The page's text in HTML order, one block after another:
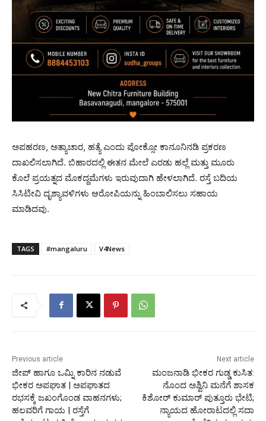
ಅಪಹರಣ, ಅತ್ಯಾಚಾರ, ಹತ್ಯೆ ಎಂದು ಪೋಕ್ಸೋ ಕಾನೂನಿನಡಿ ಪ್ರಕರಣ
ದಾಖಲಿಸಲಾಗಿದೆ. ಬಿಹಾರದಲ್ಲಿ ಈತನ ಮೇಲೆ ಎರಡು ಹಲ್ಲೆ ಮತ್ತು ಮೂರು
ಕೊಲೆ ಪ್ರಯತ್ನದ ಮೊಕದ್ದಮೆಗಳು ಇರುವುದಾಗಿ ಹೇಳಲಾಗಿದೆ. ರಸ್ತೆ ಬದಿಯ
ಸಿಸಿಟೀವಿ ದೃಶ್ಯಾವಳಿಗಳು ಆರೋಪಿಯನ್ನು ಹಿಂಬಾಲಿಸಲು ಸಹಾಯ
ಮಾಡಿದವು.
TAGS #mangaluru V4News
Previous article
ಜೀಪ್ ಹಾಗೂ ಒಮ್ನಿ ಕಾರಿನ ನಡುವೆ
ಭೀಕರ ಅಪಘಾತ | ಅಪಘಾತದ
ರಭಸಕ್ಕೆ ಜಖಂಗೊಂಡ ವಾಹನಗಳು;
ಹಲವರಿಗೆ ಗಾಯ | ರಸ್ತೆಗೆ
Next article
ಮಂಜನಾಡಿ ಭೀಕರ ಗುಡ್ಡ ಕುಸಿತ:
ನೊಂದ ಅಶ್ವಿನಿ ಮನೆಗೆ ಶಾಸಕ
ಕಿಶೋರ್ ಕುಮಾರ್ ಪುತ್ತೂರು ಭೇಟಿ;
ನ್ಯಾಯದ ಹೋರಾಟದಲ್ಲಿ ಸದಾ